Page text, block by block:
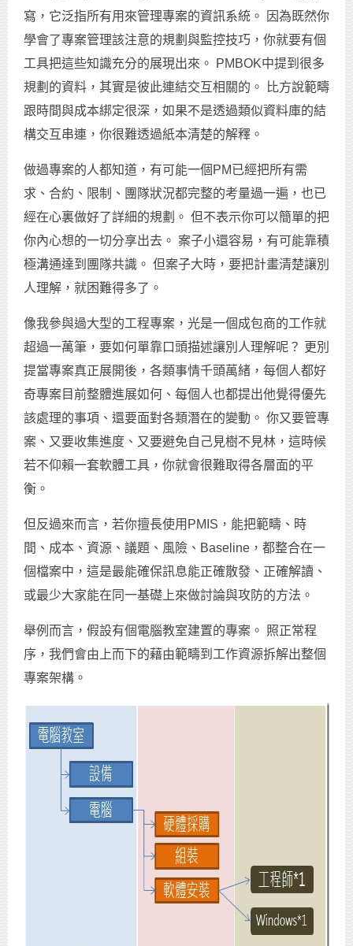
寫，它泛指所有用來管理專案的資訊系統。 因為既然你
學會了專案管理該注意的規劃與監控技巧，你就要有個
工具把這些知識充分的展現出來。 PMBOK中提到很多
規劃的資料，其實是彼此連結交互相關的。 比方說範疇
跟時間與成本綁定很深，如果不是透過類似資料庫的結
構交互串連，你很難透過紙本清楚的解釋。
做過專案的人都知道，有可能一個PM已經把所有需
求、合約、限制、團隊狀況都完整的考量過一遍，也已
經在心裏做好了詳細的規劃。 但不表示你可以簡單的把
你內心想的一切分享出去。 案子小還容易，有可能靠積
極溝通達到團隊共識。 但案子大時，要把計畫清楚讓別
人理解，就困難得多了。
像我參與過大型的工程專案，光是一個成包商的工作就
超過一萬筆，要如何單靠口頭描述讓別人理解呢？ 更別
提當專案真正展開後，各類事情千頭萬緒，每個人都好
奇專案目前整體進展如何、每個人也都提出他覺得優先
該處理的事項、還要面對各類潛在的變動。 你又要管專
案、又要收集進度、又要避免自己見樹不見林，這時候
若不仰賴一套軟體工具，你就會很難取得各層面的平
衡。
但反過來而言，若你擅長使用PMIS，能把範疇、時
間、成本、資源、議題、風險、Baseline，都整合在一
個檔案中，這是最能確保訊息能正確散發、正確解讀、
或最少大家能在同一基礎上來做討論與攻防的方法。
舉例而言，假設有個電腦教室建置的專案。 照正常程
序，我們會由上而下的藉由範疇到工作資源拆解出整個
專案架構。